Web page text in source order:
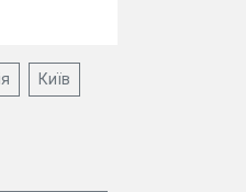
Київ